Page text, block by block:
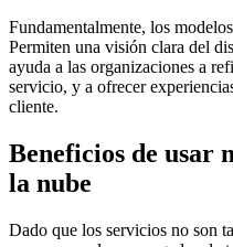
Fundamentalmente, los
Permiten una visión clara del
ayuda a las organizaciones a
servicio, y a ofrecer
cliente.
Beneficios de usar
la nube
Dado que los servicios no son